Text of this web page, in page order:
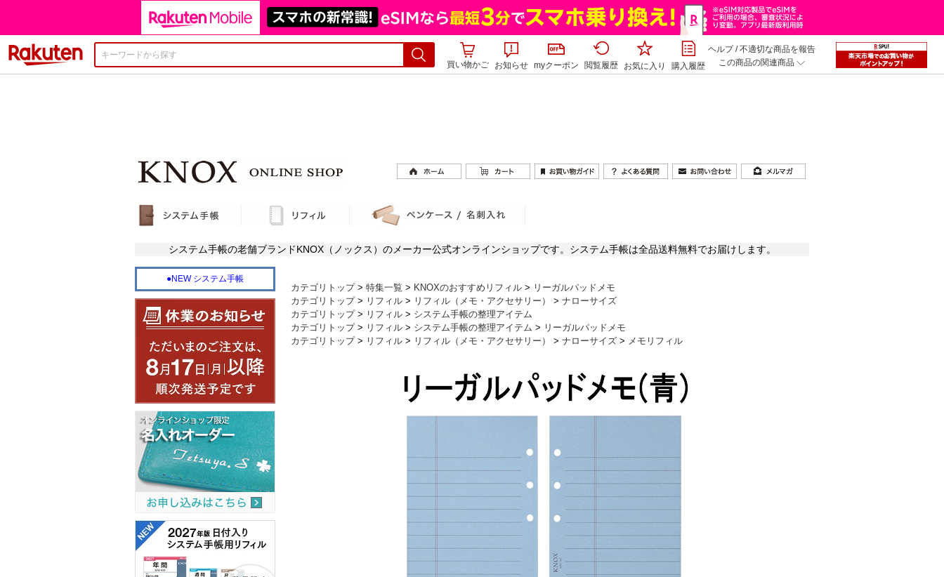
買い物かご
お知らせ myクーポン 閲覧履歴 お気に入り 購入履歴
ヘルプ/不適切な商品を報告
この商品の関連商品
システム手帳の老舗ブランドKNOX（ノックス）のメーカー公式オンラインショップです。システム手帳は全品送料無料でお届けします。
カテゴリトップ> 特集一覧 > KNOXのおすすめリフィル > リーガルパッドメモ
カテゴリトップ> リフィル > リフィル（メモ・アクセサリー） > ナローサイズ
カテゴリトップ> リフィル > システム手帳の整理アイテム
カテゴリトップ> リフィル > システム手帳の整理アイテム > リーガルパッドメモ
カテゴリトップ> リフィル > リフィル（メモ・アクセサリー） > ナローサイズ > メモリフィル